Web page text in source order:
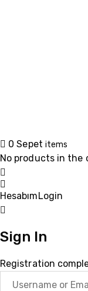
0 Sepet items
No products in the
HesabımLogin
Sign In
Registration